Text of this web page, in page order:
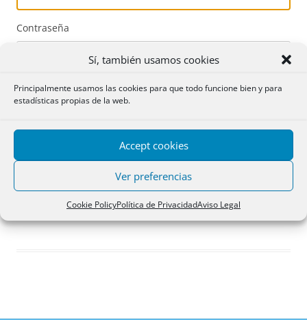
Sí, también usamos cookies
Principalmente usamos las cookies para que todo funcione bien y para
estadísticas propias de la web.
Accept cookies
Ver preferencias
Cookie PolicyPolítica de PrivacidadAviso Legal
Contraseña
Acceder
Registro
¿Has olvidado tu contraseña?